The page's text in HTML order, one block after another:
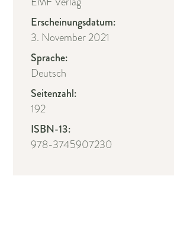
Erscheinungsdatum:
3. November 2021
Sprache:
Deutsch
Seitenzahl:
192
ISBN-13:
978-3745907230